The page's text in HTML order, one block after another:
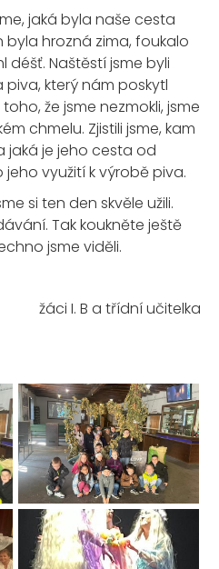
jaká byla naše cesta
byla hrozná zima, foukalo
déšť. Naštěstí jsme byli
který nám poskytl
že jsme nezmokli, jsme
chmelu. Zjistili jsme, kam
jaká je jeho cesta od
využití k výrobě piva.
si ten den skvěle užili.
Tak koukněte ještě
jsme viděli.
žáci I. B a třídní učitelka